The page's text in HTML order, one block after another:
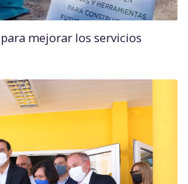
mejorar los servicios